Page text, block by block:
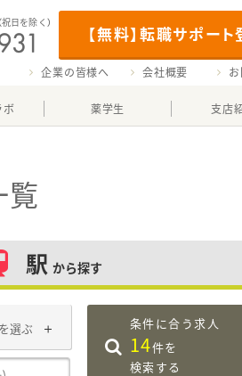
【無料】転職サポート
（祝日を除く）
企業の皆様へ 会社概要
薬学生 支店
覧
駅 から探す
選ぶ 条件に合う求人
14件を
検索する